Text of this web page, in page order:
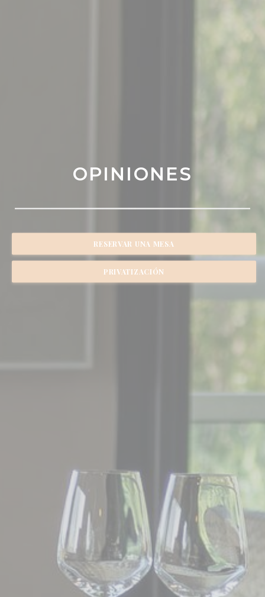
OPINIONES
RESERVAR UNA MESA
PRIVATIZACIÓN